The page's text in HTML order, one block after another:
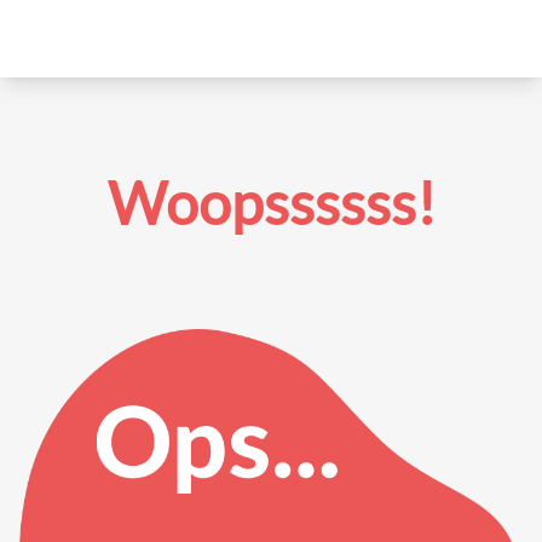
Woopssssss!